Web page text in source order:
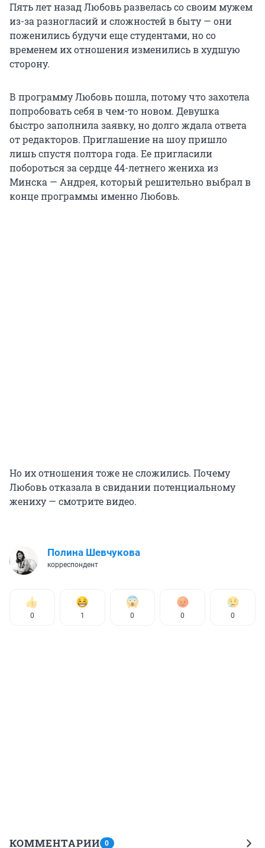
Пять лет назад Любовь развелась со своим мужем
из-за разногласий и сложностей в быту — они
поженились будучи еще студентами, но со
временем их отношения изменились в худшую
сторону.
В программу Любовь пошла, потому что захотела
попробовать себя в чем-то новом. Девушка
быстро заполнила заявку, но долго ждала ответа
от редакторов. Приглашение на шоу пришло
лишь спустя полтора года. Ее пригласили
побороться за сердце 44-летнего жениха из
Минска — Андрея, который решительно выбрал в
конце программы именно Любовь.
Но их отношения тоже не сложились. Почему
Любовь отказала в свидании потенциальному
жениху — смотрите видео.
Полина Шевчукова
корреспондент
0 1 0 0 0
КОММЕНТАРИИ 0